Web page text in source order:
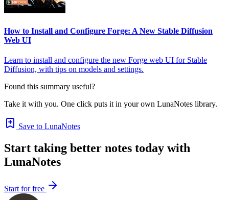
How to Install and Configure Forge: A New Stable Diffusion
Web UI
Learn to install and configure the new Forge web UI for Stable
Diffusion, with tips on models and settings.
Found this summary useful?
Take it with you. One click puts it in your own LunaNotes library.
Save to LunaNotes
Start taking better notes today with
LunaNotes
Start for free